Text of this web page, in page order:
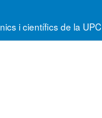
i científics de la UPC